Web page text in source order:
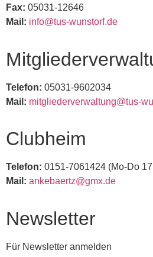
Fax: 05031-12646
Mail: info@tus-wunstorf.de
Telefon: 05031-9602034
Mail: mitgliederverwaltung@tus-
Clubheim
Telefon: 0151-7061424 (Mo-Do
Mail: ankebaertz@gmx.de
Newsletter
Für Newsletter anmelden